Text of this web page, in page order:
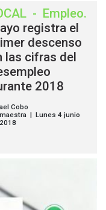
- Empleo.
registra el
descenso
las cifras del
2018
Cobo
| Lunes 4 junio